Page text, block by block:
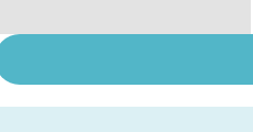
domicile, c'est facile !